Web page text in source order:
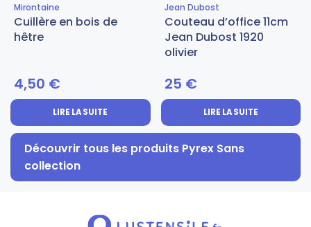
Mirontaine
Cuillère en bois de
hêtre
4,50 €
LIRE LA SUITE
Jean Dubost
Couteau d’office 11cm
Jean Dubost 1920
olivier
25 €
LIRE LA SUITE
Découvrir tous les produits Pyrex Sans
collection